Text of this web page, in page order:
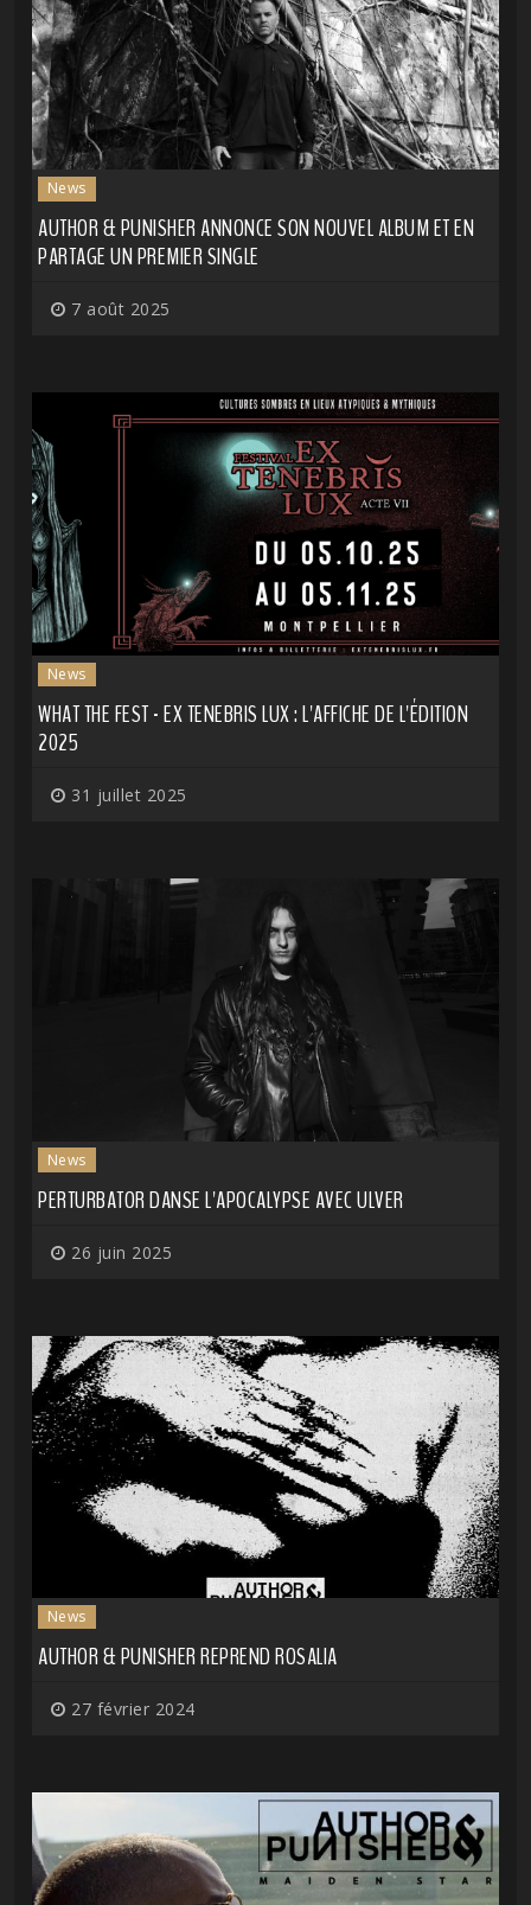
News
AUTHOR & PUNISHER ANNONCE SON NOUVEL ALBUM ET EN
PARTAGE UN PREMIER SINGLE
7 août 2025
News
WHAT THE FEST - EX TENEBRIS LUX : L'AFFICHE DE L'ÉDITION
2025
31 juillet 2025
News
PERTURBATOR DANSE L'APOCALYPSE AVEC ULVER
26 juin 2025
News
AUTHOR & PUNISHER REPREND ROSALIA
27 février 2024